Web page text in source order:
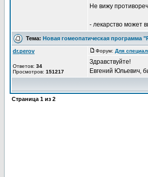
Не вижу
- лекарство может
Тема: Новая гомеопатическая программа
dr.perov
Ответов: 34
Просмотров: 151217
Форум: Для
Здравствуйте!
Евгений Юльевич,
Страница 1 из 2